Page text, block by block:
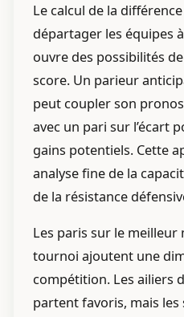
Le calcul de la
départager les équipes
ouvre des possibilités
score. Un parieur
peut coupler son
avec un pari sur l’écart
gains potentiels. Cette
analyse fine de la
de la résistance
Les paris sur le meilleur
tournoi ajoutent une
compétition. Les ailiers
partent favoris, mais